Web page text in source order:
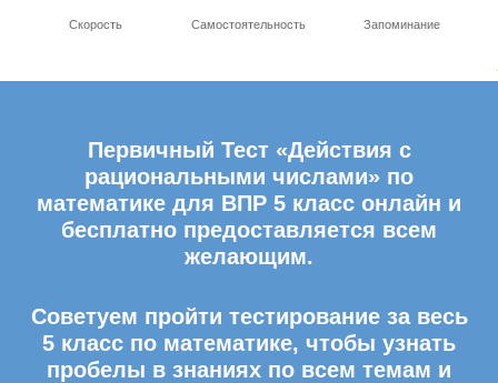
Скорость Самостоятельность Запоминание
Первичный Тест «Действия с
рациональными числами» по
математике для ВПР 5 класс онлайн и
бесплатно предоставляется всем
желающим.
Советуем пройти тестирование за весь
5 класс по математике, чтобы узнать
пробелы в знаниях по всем темам и